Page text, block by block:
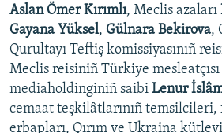
Aslan Ömer Kırımlı, Meclis azaları
Gayana Yüksel, Gülnara Bekirova,
Qurultayı Teftiş komissiyasınıñ
Meclis reisiniñ Türkiye mesleatçısı
mediaholdinginiñ saibi Lenur
cemaat teşkilâtlarınıñ
erbapları, Qırım ve Ukraina